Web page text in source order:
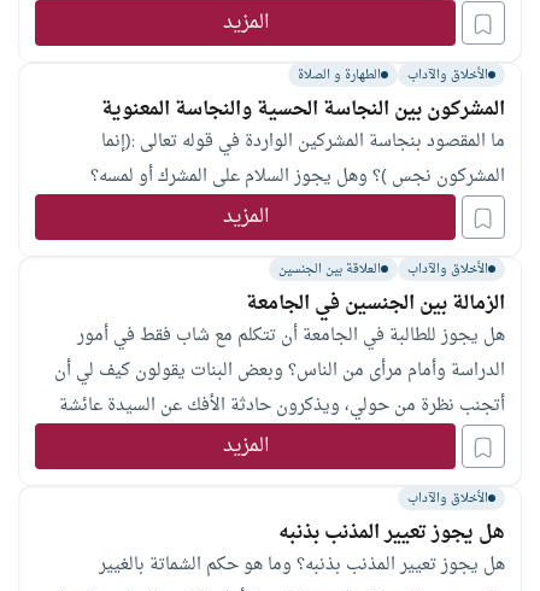
المزيد
الأخلاق والآداب الطهارة و الصلاة
المشركون بين النجاسة الحسية والنجاسة المعنوية
ما المقصود بنجاسة المشركين الواردة في قوله تعالى :(إنما
المشركون نجس )؟ وهل يجوز السلام على المشرك أو لمسه؟
المزيد
الأخلاق والآداب العلاقة بين الجنسين
الزمالة بين الجنسين في الجامعة
هل يجوز للطالبة في الجامعة أن تتكلم مع شاب فقط في أمور
الدراسة وأمام مرأى من الناس؟ وبعض البنات يقولون كيف لي أن
أتجنب نظرة من حولي، ويذكرون حادثة الأفك عن السيدة عائشة
رضي الله عنها وأرضاها؟
المزيد
الأخلاق والآداب
هل يجوز تعيير المذنب بذنبه
هل يجوز تعيير المذنب بذنبه؟ وما هو حكم الشماتة بالغيير